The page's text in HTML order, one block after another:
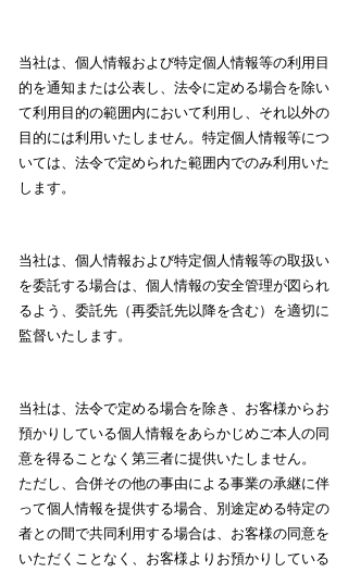
当社は、個人情報および特定個人情報等の利用目
的を通知または公表し、法令に定める場合を除い
て利用目的の範囲内において利用し、それ以外の
目的には利用いたしません。特定個人情報等につ
いては、法令で定められた範囲内でのみ利用いた
します。
当社は、個人情報および特定個人情報等の取扱い
を委託する場合は、個人情報の安全管理が図られ
るよう、委託先（再委託先以降を含む）を適切に
監督いたします。
当社は、法令で定める場合を除き、お客様からお
預かりしている個人情報をあらかじめご本人の同
意を得ることなく第三者に提供いたしません。
ただし、合併その他の事由による事業の承継に伴
って個人情報を提供する場合、別途定める特定の
者との間で共同利用する場合は、お客様の同意を
いただくことなく、お客様よりお預かりしている